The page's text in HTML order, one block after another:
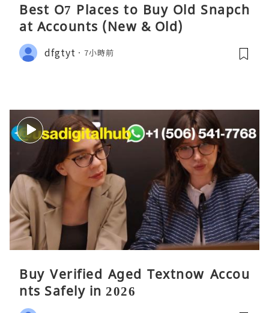
Best O7 Places to Buy Old Snapch
at Accounts (New & Old)
dfgtyt 7小時前
Buy Verified Aged Textnow Accou
nts Safely in 2026